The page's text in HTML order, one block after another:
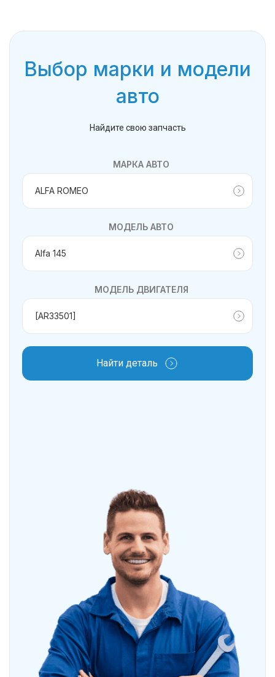
Выбор марки и модели
авто
Найдите свою запчасть
МАРКА АВТО
МОДЕЛЬ АВТО
МОДЕЛЬ ДВИГАТЕЛЯ
Найти деталь